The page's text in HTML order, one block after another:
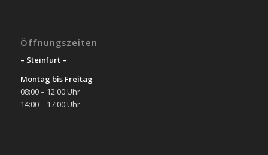
Öffnungszeiten
– Steinfurt –
Montag bis Freitag
08:00 – 12:00 Uhr
14:00 – 17:00 Uhr